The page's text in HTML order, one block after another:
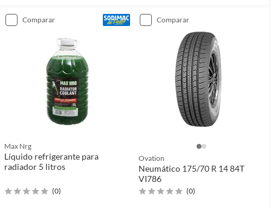
comparar
Max Nrg
Líquido refrigerante para
radiador 5 litros
(0)
comparar
Ovation
Neumático 175/70 R 14 84T
VI786
(0)